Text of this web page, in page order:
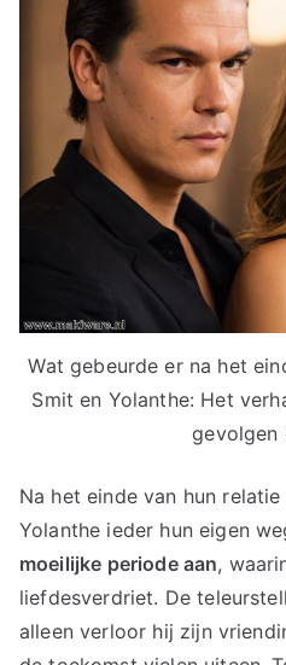
Wat gebeurde er na het
Smit en Yolanthe: Het
gevolgen
Na het einde van hun
Yolanthe ieder hun eigen
moeilijke periode aan,
liefdesverdriet. De
alleen verloor hij zijn